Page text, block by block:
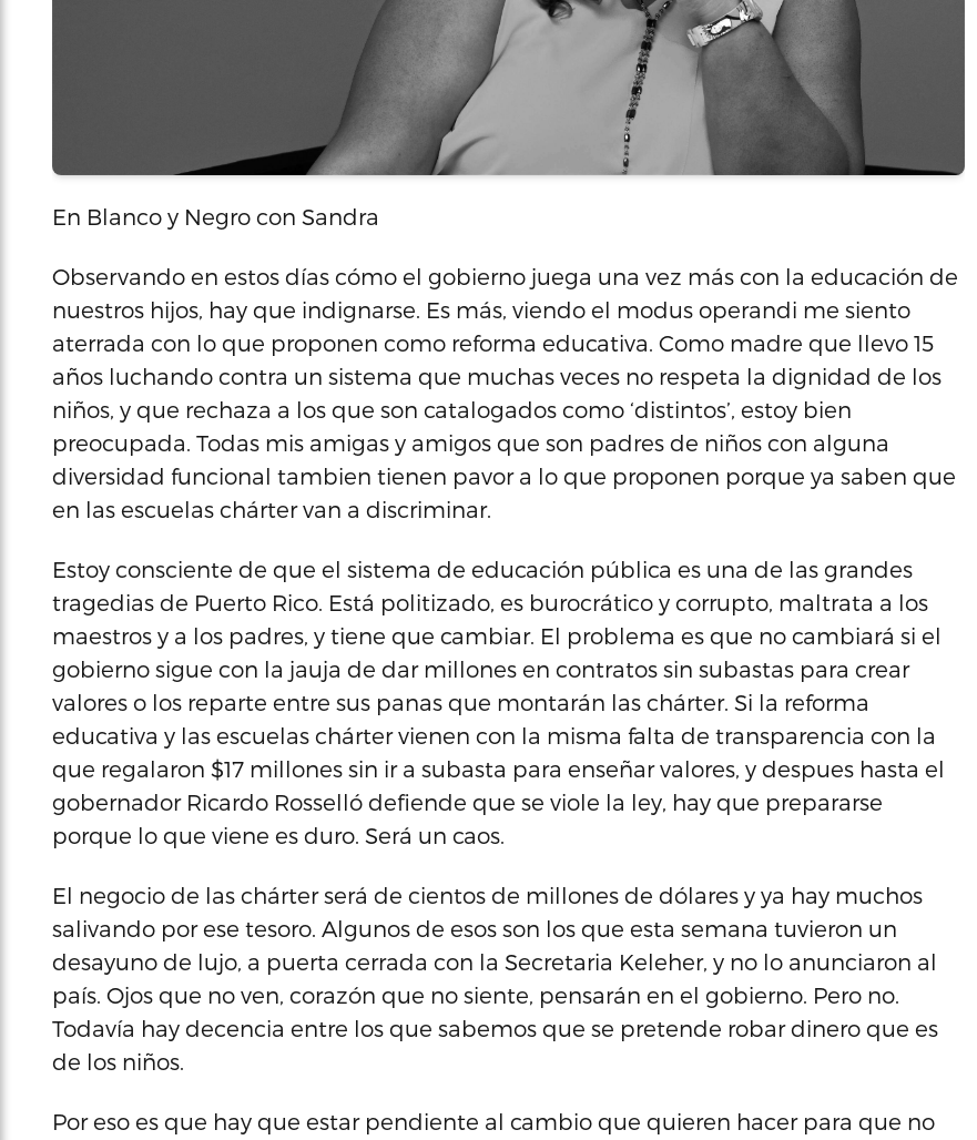
En Blanco y Negro con Sandra
Observando en estos días cómo el gobierno juega una vez más con la educación de
nuestros hijos, hay que indignarse. Es más, viendo el modus operandi me siento
aterrada con lo que proponen como reforma educativa. Como madre que llevo 15
años luchando contra un sistema que muchas veces no respeta la dignidad de los
niños, y que rechaza a los que son catalogados como ‘distintos’, estoy bien
preocupada. Todas mis amigas y amigos que son padres de niños con alguna
diversidad funcional tambien tienen pavor a lo que proponen porque ya saben que
en las escuelas chárter van a discriminar.
Estoy consciente de que el sistema de educación pública es una de las grandes
tragedias de Puerto Rico. Está politizado, es burocrático y corrupto, maltrata a los
maestros y a los padres, y tiene que cambiar. El problema es que no cambiará si el
gobierno sigue con la jauja de dar millones en contratos sin subastas para crear
valores o los reparte entre sus panas que montarán las chárter. Si la reforma
educativa y las escuelas chárter vienen con la misma falta de transparencia con la
que regalaron $17 millones sin ir a subasta para enseñar valores, y despues hasta el
gobernador Ricardo Rosselló defiende que se viole la ley, hay que prepararse
porque lo que viene es duro. Será un caos.
El negocio de las chárter será de cientos de millones de dólares y ya hay muchos
salivando por ese tesoro. Algunos de esos son los que esta semana tuvieron un
desayuno de lujo, a puerta cerrada con la Secretaria Keleher, y no lo anunciaron al
país. Ojos que no ven, corazón que no siente, pensarán en el gobierno. Pero no.
Todavía hay decencia entre los que sabemos que se pretende robar dinero que es
de los niños.
Por eso es que hay que estar pendiente al cambio que quieren hacer para que no